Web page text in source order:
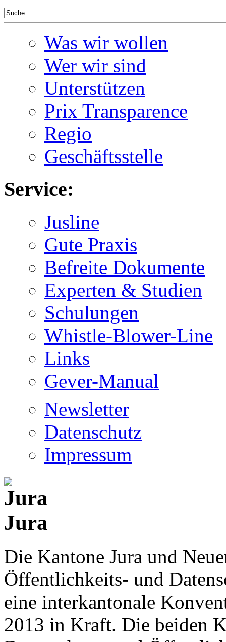
Was wir wollen
Wer wir sind
Unterstützen
Prix Transparence
Regio
Geschäftsstelle
Service:
Jusline
Gute Praxis
Befreite Dokumente
Experten & Studien
Schulungen
Whistle-Blower-Line
Links
Gever-Manual
Newsletter
Datenschutz
Impressum
Jura
Die Kantone Jura und
Öffentlichkeits- und
eine interkantonale
2013 in Kraft. Die beiden